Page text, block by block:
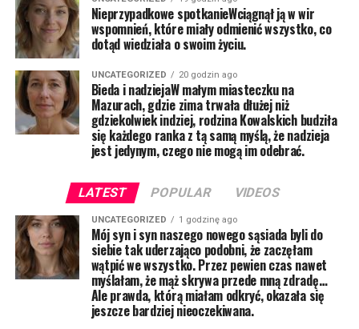
Nieprzypadkowe spotkanieWciągnął ją w wir
wspomnień, które miały odmienić wszystko, co
dotąd wiedziała o swoim życiu.
UNCATEGORIZED 20 godzin ago
Bieda i nadziejaW małym miasteczku na
Mazurach, gdzie zima trwała dłużej niż
gdziekolwiek indziej, rodzina Kowalskich budziła
się każdego ranka z tą samą myślą, że nadzieja
jest jedynym, czego nie mogą im odebrać.
LATEST POPULAR VIDEOS
UNCATEGORIZED 1 godzinę ago
Mój syn i syn naszego nowego sąsiada byli do
siebie tak uderzająco podobni, że zaczęłam
wątpić we wszystko. Przez pewien czas nawet
myślałam, że mąż skrywa przede mną zdradę…
Ale prawda, którą miałam odkryć, okazała się
jeszcze bardziej nieoczekiwana.